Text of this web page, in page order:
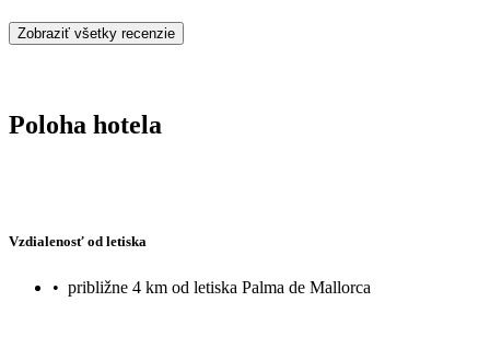
Zobraziť všetky recenzie
Poloha hotela
Vzdialenosť od letiska
• približne 4 km od letiska Palma de Mallorca